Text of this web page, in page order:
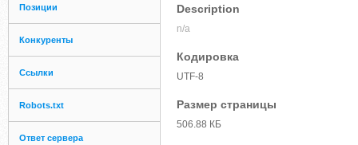
Позиции
Конкуренты
Ссылки
Robots.txt
Ответ сервера
Description
n/a
Кодировка
UTF-8
Размер страницы
506.88 КБ